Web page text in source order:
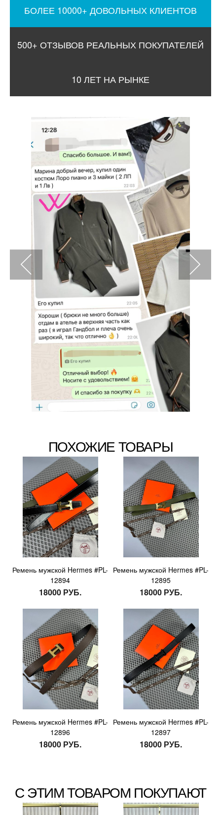
БОЛЕЕ 10000+ ДОВОЛЬНЫХ КЛИЕНТОВ
500+ ОТЗЫВОВ РЕАЛЬНЫХ ПОКУПАТЕЛЕЙ
10 ЛЕТ НА РЫНКЕ
ПОХОЖИЕ ТОВАРЫ
Ремень мужской Hermes #PL-
12894
18000 РУБ.
Ремень мужской Hermes #PL-
12895
18000 РУБ.
Ремень мужской Hermes #PL-
12896
18000 РУБ.
Ремень мужской Hermes #PL-
12897
18000 РУБ.
С ЭТИМ ТОВАРОМ ПОКУПАЮТ